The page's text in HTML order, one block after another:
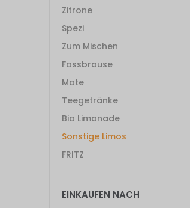
Zitrone
Spezi
Zum Mischen
Fassbrause
Mate
Teegetränke
Bio Limonade
Sonstige Limos
FRITZ
EINKAUFEN NACH